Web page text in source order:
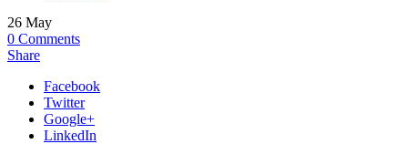
26 May
0 Comments
Share
Facebook
Twitter
Google+
LinkedIn